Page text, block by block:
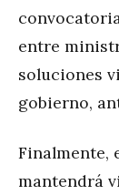
entre
soluciones
gobierno,
Finalmente,
mantendrá